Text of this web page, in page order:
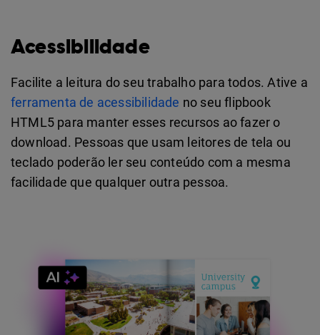
Acessibilidade
Facilite a leitura do seu trabalho para todos. Ative a
ferramenta de acessibilidade no seu flipbook
HTML5 para manter esses recursos ao fazer o
download. Pessoas que usam leitores de tela ou
teclado poderão ler seu conteúdo com a mesma
facilidade que qualquer outra pessoa.